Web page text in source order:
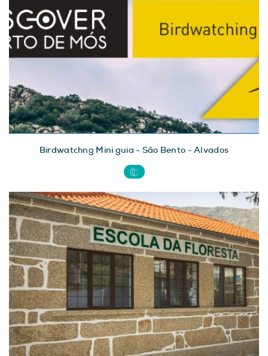
Birdwatchng Mini guia - São Bento - Alvados